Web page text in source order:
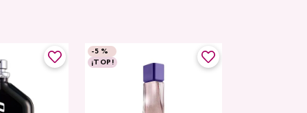
-5 %
¡TOP!